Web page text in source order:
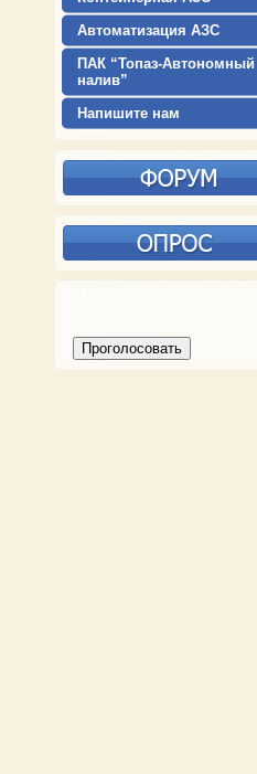
Автоматизация АЗС
ПАК “Топаз-Автономный
налив”
Напишите нам